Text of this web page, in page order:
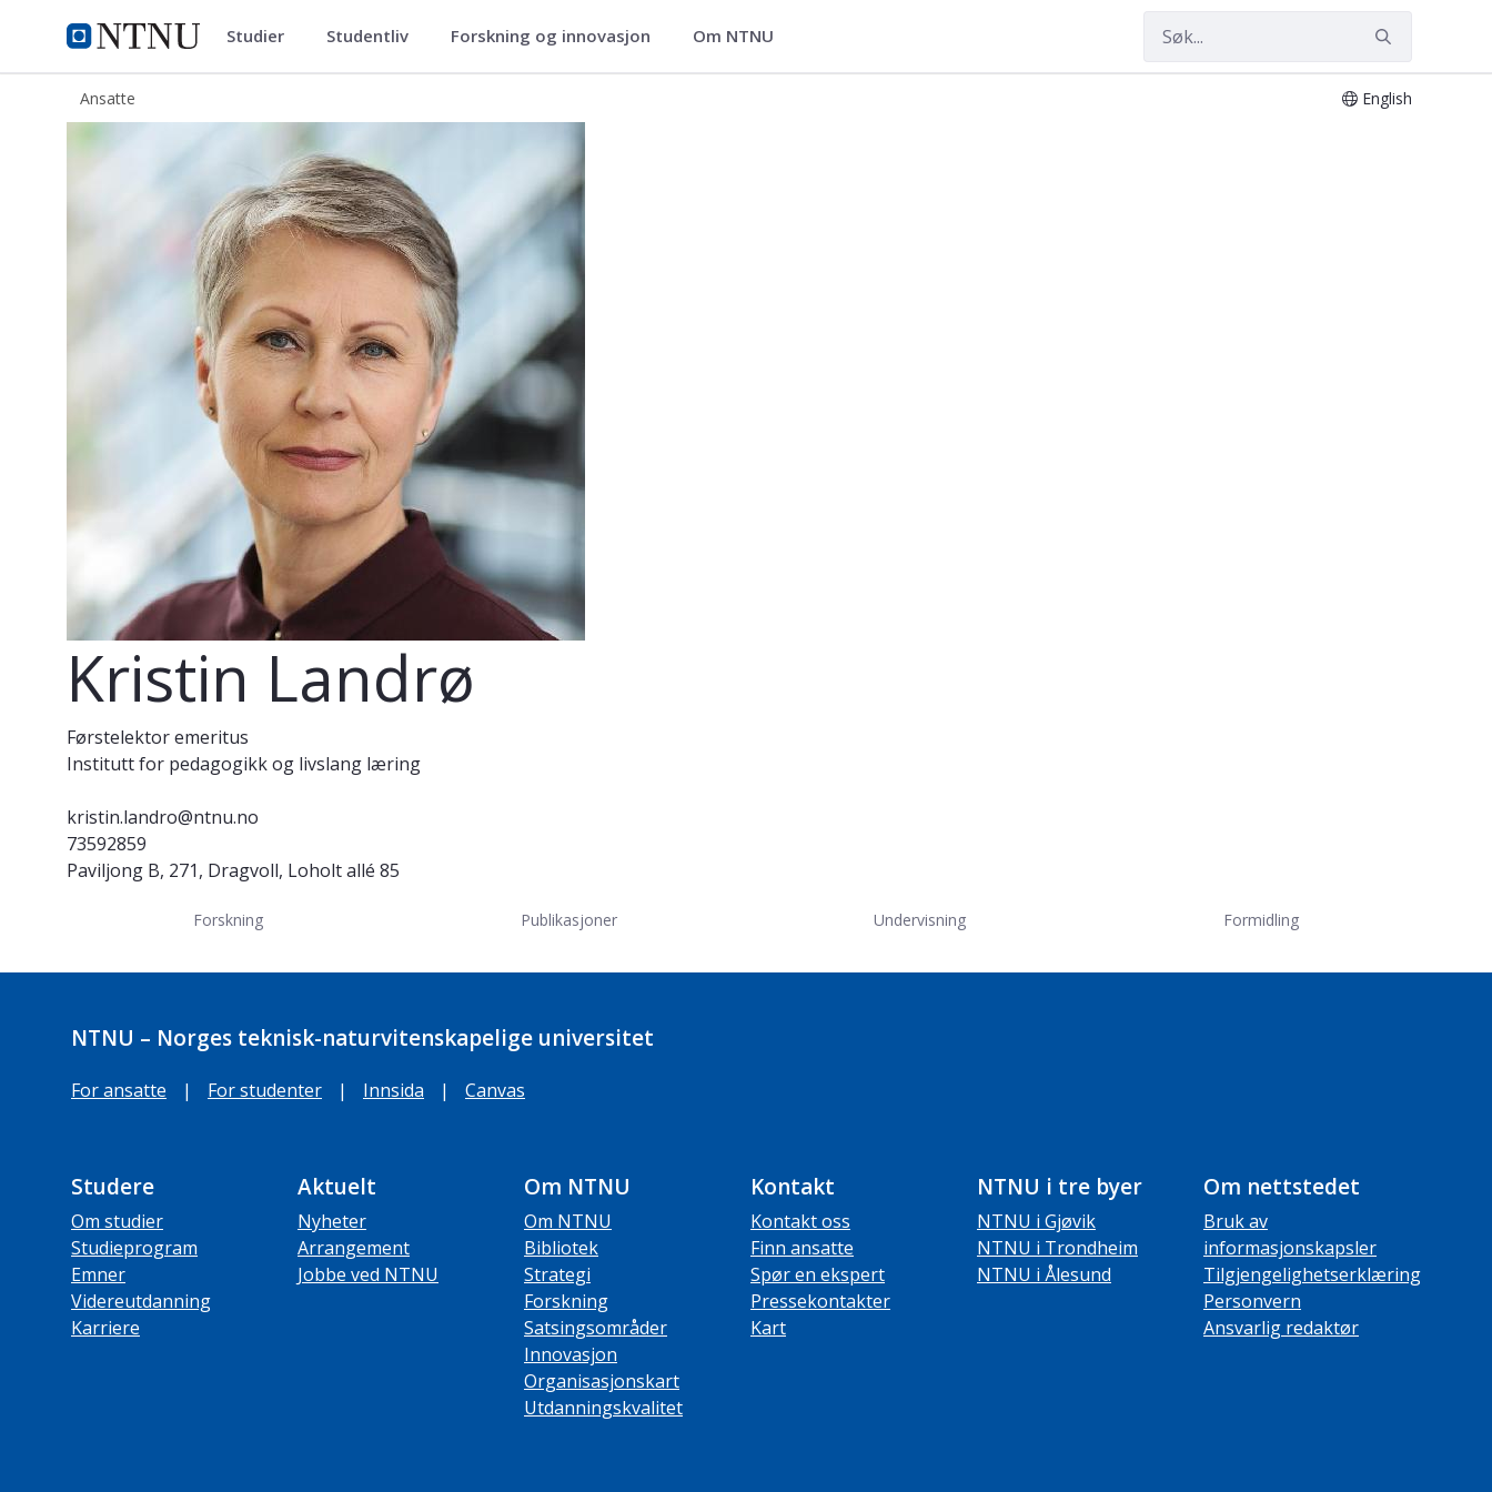
NTNU Hjemmeside
ntnu.no Studier Studentliv Forskning og innovasjon Om NTNU
Ansatte English
Kristin Landrø
Kristin Landrø
Førstelektor emeritus
Institutt for pedagogikk og livslang læring
kristin.landro@ntnu.no
73592859
Paviljong B, 271, Dragvoll, Loholt allé 85
Forskning Publikasjoner Undervisning Formidling
NTNU – Norges teknisk-naturvitenskapelige universitet
For ansatte | For studenter | Innsida | Canvas
Studere
Om studier
Studieprogram
Emner
Videreutdanning
Karriere
Aktuelt
Nyheter
Arrangement
Jobbe ved NTNU
Om NTNU
Om NTNU
Bibliotek
Strategi
Forskning
Satsingsområder
Innovasjon
Organisasjonskart
Utdanningskvalitet
Kontakt
Kontakt oss
Finn ansatte
Spør en ekspert
Pressekontakter
Kart
NTNU i tre byer
NTNU i Gjøvik
NTNU i Trondheim
NTNU i Ålesund
Om nettstedet
Bruk av
informasjonskapsler
Tilgjengelighetserklæring
Personvern
Ansvarlig redaktør